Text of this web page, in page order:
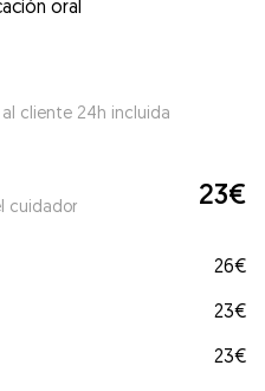
oral
cliente 24h incluida
cuidador 23€
26€
23€
23€